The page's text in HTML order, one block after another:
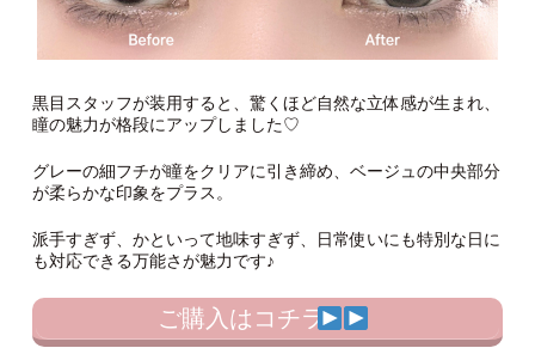
黒目スタッフが装用すると、驚くほど自然な立体感が生まれ、
瞳の魅力が格段にアップしました♡
グレーの細フチが瞳をクリアに引き締め、ベージュの中央部分
が柔らかな印象をプラス。
派手すぎず、かといって地味すぎず、日常使いにも特別な日に
も対応できる万能さが魅力です♪
ご購入はコチラ